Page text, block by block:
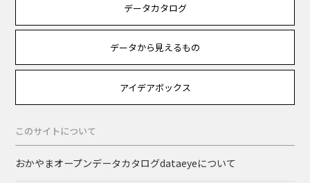
データカタログ
データから見えるもの
アイデアボックス
このサイトについて
おかやまオープンデータカタログdataeyeについて